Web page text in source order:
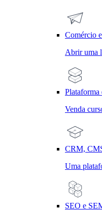
Comércio
Abrir uma
Plataforma
Venda
CRM,
Uma
SEO e